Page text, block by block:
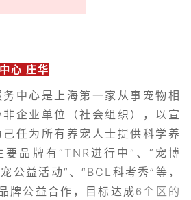
心 庄华
中心是上海第一家从事宠物相
企业单位（社会组织），以宣
任为所有养宠人士提供科学养
要品牌有“TNR进行中”、“宠博
公益活动”、“BCL科考秀”等，
牌公益合作，目标达成6个区的